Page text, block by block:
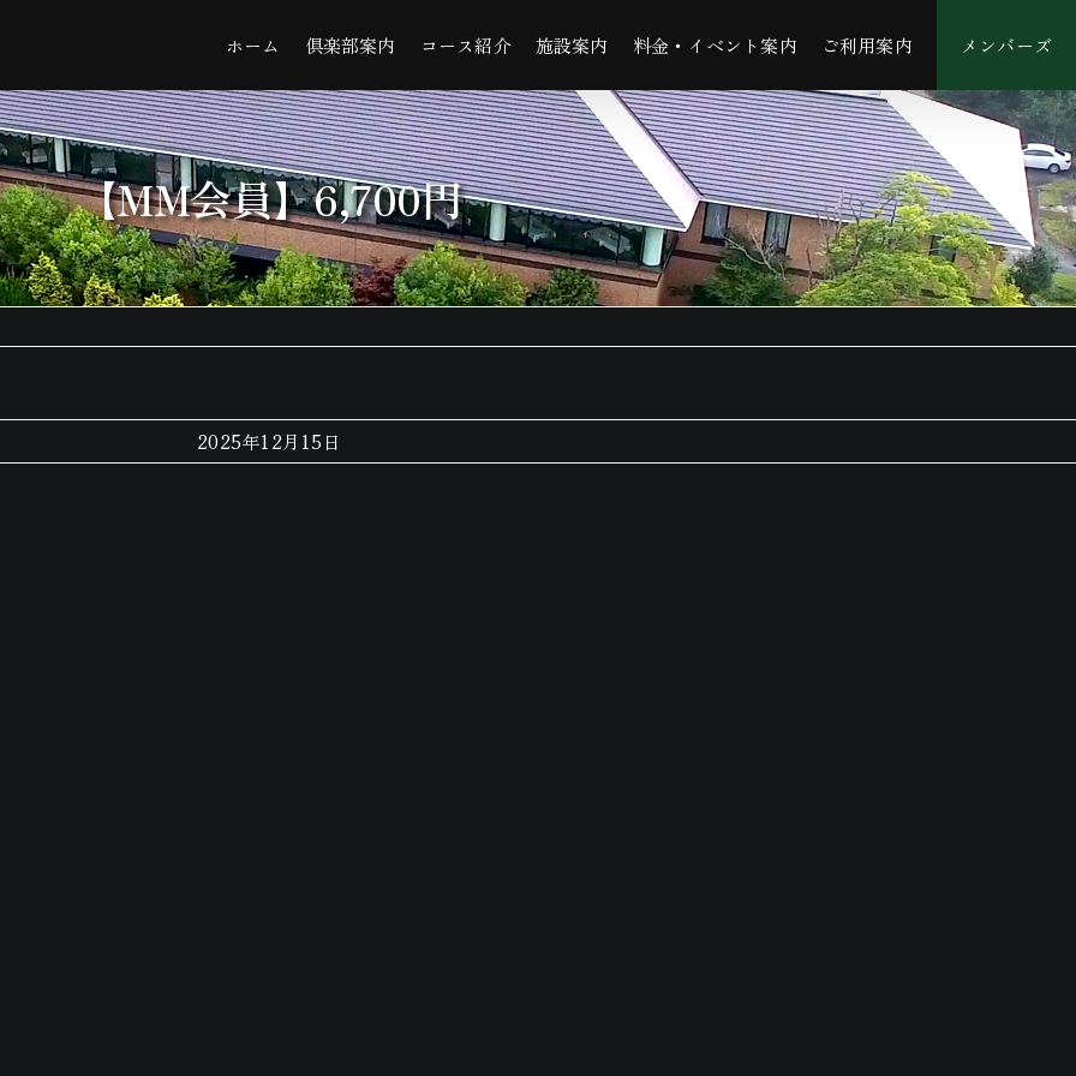
ホーム 倶楽部案内 コース紹介 施設案内 料金・イベント案内 ご利用案内 メンバーズ
【MM会員】6,700円
2025年12月15日